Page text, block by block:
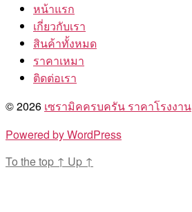
หน้าแรก
เกี่ยวกับเรา
สินค้าทั้งหมด
ราคาเหมา
ติดต่อเรา
© 2026 เซรามิคครบครัน ราคาโรงงาน
Powered by WordPress
To the top ↑ Up ↑